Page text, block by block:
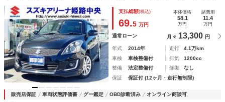
チャージヘッドランプ 純正１６インチアルミ ワンオーナ
ー 禁煙車
支払総額(税込)
69.5 万円
本体価格
58.1
万円
諸費用
11.4
万円
通常ローン 月々 13,300 円
年式 2014年 走行
4.1万km
車検
車検整備付 排気
1200cc
整備
法定整備付 修復
なし
保証
保証付 (12ヶ月・走行無制限)
販売店保証 車両状態評価書 グー鑑定 OBD診断済み オンライン商談可